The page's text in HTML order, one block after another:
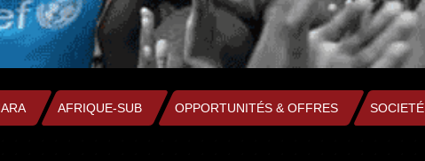
AFRIQUE-SUB OPPORTUNITÉS & OFFRES SOCIETÉ